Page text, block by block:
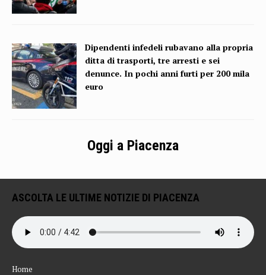
Dipendenti infedeli rubavano alla propria
ditta di trasporti, tre arresti e sei
denunce. In pochi anni furti per 200 mila
euro
Oggi a Piacenza
ASCOLTA LE ULTIME NOTIZIE DI PIACENZA
Home